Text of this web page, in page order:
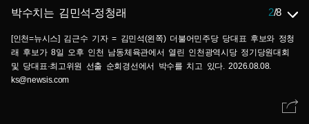
박수치는 김민석-정청래 2/8
[인천=뉴시스] 김근수 기자 = 김민석(왼쪽) 더불어민주당 당대표 후보와 정청
래 후보가 8일 오후 인천 남동체육관에서 열린 인천광역시당 정기당원대회
및 당대표·최고위원 선출 순회경선에서 박수를 치고 있다. 2026.08.08.
ks@newsis.com